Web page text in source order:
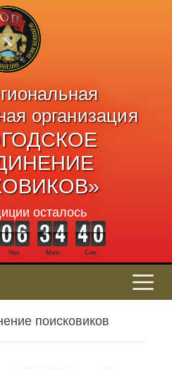
организация
осталось
Час Мин Сек
поисковиков